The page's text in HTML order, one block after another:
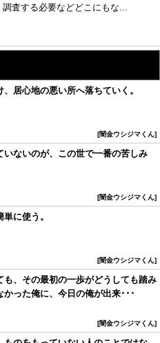
査する必要などどこにもな...
居心地の悪い所へ落ちていく。
闇金ウシジマくん
いないのが、この世で一番の苦しみ
闇金ウシジマくん
に使う。
闇金ウシジマくん
も、その最初の一歩がどうしても踏み
った俺に、今日の俺が出来･･･
闇金ウシジマくん